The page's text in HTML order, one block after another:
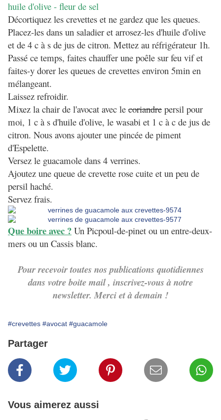
huile d'olive - fleur de sel
Décortiquez les crevettes et ne gardez que les queues.
Placez-les dans un saladier et arrosez-les d'huile d'olive
et de 4 c à s de jus de citron. Mettez au réfrigérateur 1h.
Passé ce temps, faites chauffer une poêle sur feu vif et
faites-y dorer les queues de crevettes environ 5min en
mélangeant.
Laissez refroidir.
Mixez la chair de l'avocat avec le coriandre persil pour
moi, 1 c à s d'huile d'olive, le wasabi et 1 c à c de jus de
citron. Nous avons ajouter une pincée de piment
d'Espelette.
Versez le guacamole dans 4 verrines.
Ajoutez une queue de crevette rose cuite et un peu de
persil haché.
Servez frais.
Que boire avec ? Un Picpoul-de-pinet ou un entre-deux-
mers ou un Cassis blanc.
Pour recevoir toutes nos publications quotidiennes
dans votre boite mail , inscrivez-vous à notre
newsletter. Merci et à demain !
#crevettes #avocat #guacamole
Partager
Vous aimerez aussi